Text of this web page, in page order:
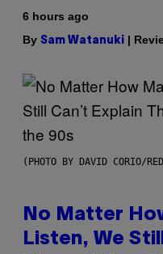
6 hours ago
By Sam Watanuki |
(PHOTO BY DAVID CORIO/
No Matter
Listen, We